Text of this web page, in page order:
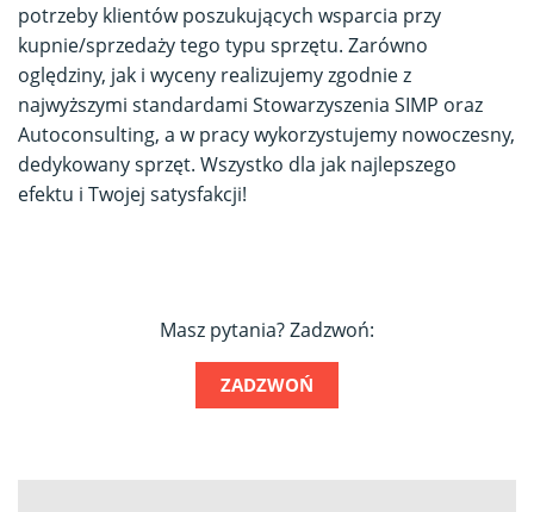
potrzeby klientów poszukujących wsparcia przy
kupnie/sprzedaży tego typu sprzętu. Zarówno
oględziny, jak i wyceny realizujemy zgodnie z
najwyższymi standardami Stowarzyszenia SIMP oraz
Autoconsulting, a w pracy wykorzystujemy nowoczesny,
dedykowany sprzęt. Wszystko dla jak najlepszego
efektu i Twojej satysfakcji!
Masz pytania? Zadzwoń:
ZADZWOŃ